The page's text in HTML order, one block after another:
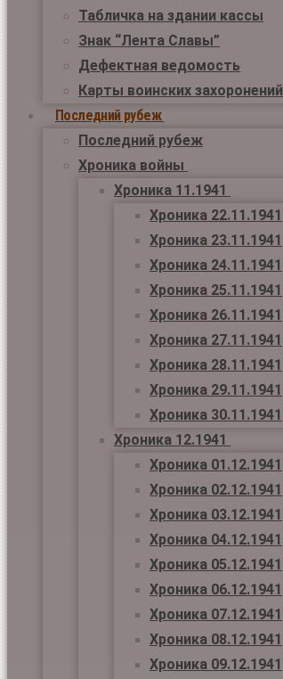
Табличка на здании кассы
Знак “Лента Славы”
Дефектная ведомость
Карты воинских захоронений
Последний рубеж
Последний рубеж
Хроника войны
Хроника 11.1941
Хроника 22.11.1941
Хроника 23.11.1941
Хроника 24.11.1941
Хроника 25.11.1941
Хроника 26.11.1941
Хроника 27.11.1941
Хроника 28.11.1941
Хроника 29.11.1941
Хроника 30.11.1941
Хроника 12.1941
Хроника 01.12.1941
Хроника 02.12.1941
Хроника 03.12.1941
Хроника 04.12.1941
Хроника 05.12.1941
Хроника 06.12.1941
Хроника 07.12.1941
Хроника 08.12.1941
Хроника 09.12.1941